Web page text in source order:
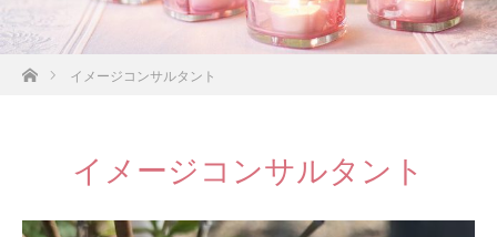
ホーム イメージコンサルタント
イメージコンサルタント